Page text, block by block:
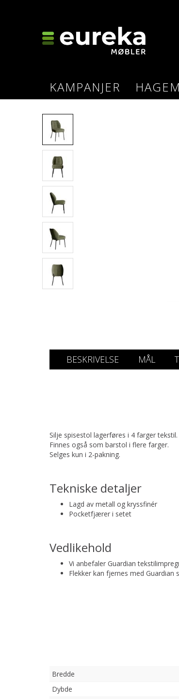
KAMPANJER
BESKRIVELSE MÅL
Silje spisestol lagerføres i 4 farger tekstil.
Finnes også som barstol i flere farger.
Selges kun i 2-pakning.
Tekniske detaljer
Lagd av metall og kryssfinér
Pocketfjærer i setet
Vedlikehold
Vi anbefaler Guardian
Flekker kan fjernes med Guardian
Bredde
Dybde